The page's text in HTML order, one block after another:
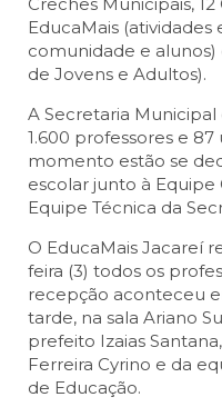
EducaMais (atividades
comunidade e alunos)
de Jovens e Adultos).
A Secretaria
1.600 professores e 87
momento estão se
escolar junto à
Equipe Técnica da
O EducaMais Jacareí
feira (3) todos os
recepção aconteceu
tarde, na sala Ariano
prefeito Izaias
Ferreira Cyrino e da
de Educação.